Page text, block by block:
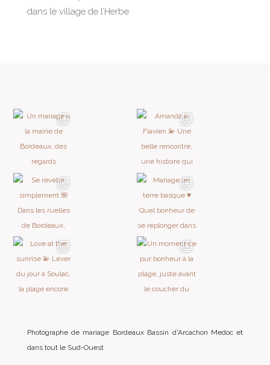
dans le village de l’Herbe
Photographe de mariage Bordeaux Bassin d'Arcachon Medoc et
dans tout le Sud-Ouest